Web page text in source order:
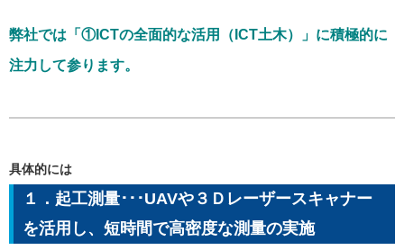
弊社では「①ICTの全面的な活用（ICT土木）」に積極的に
注力して参ります。
具体的には
１．起工測量･･･UAVや３Ｄレーザースキャナー
を活用し、短時間で高密度な測量の実施